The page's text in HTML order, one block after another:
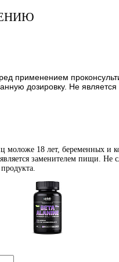
применением
дозировку. Не
моложе 18 лет,
заменителем пищи.